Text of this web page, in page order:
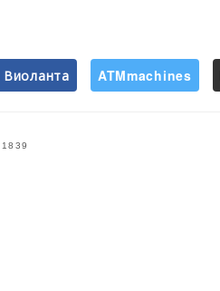
Виоланта ATMmachines
1839